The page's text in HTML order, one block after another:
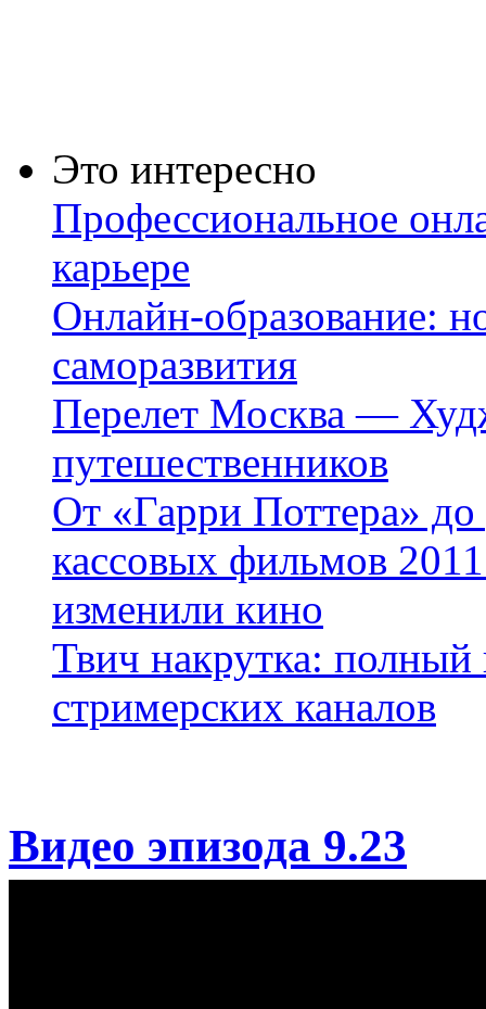
Это интересно
Профессиональное
карьере
Онлайн-образование:
саморазвития
Перелет Москва —
путешественников
От «Гарри Поттера»
кассовых фильмов
изменили кино
Твич накрутка:
стримерских каналов
Видео эпизода 9.23